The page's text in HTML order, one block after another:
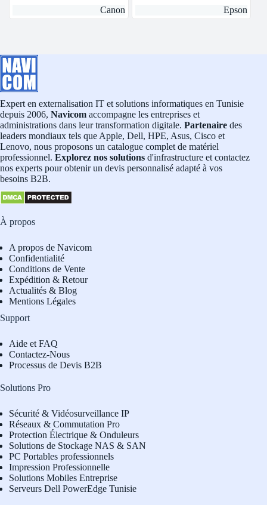
Canon
Epson
Expert en externalisation IT et solutions informatiques en Tunisie
depuis 2006, Navicom accompagne les entreprises et
administrations dans leur transformation digitale. Partenaire des
leaders mondiaux tels que Apple, Dell, HPE, Asus, Cisco et
Lenovo, nous proposons un catalogue complet de matériel
professionnel. Explorez nos solutions d'infrastructure et contactez
nos experts pour obtenir un devis personnalisé adapté à vos
besoins B2B.
À propos
A propos de Navicom
Confidentialité
Conditions de Vente
Expédition & Retour
Actualités & Blog
Mentions Légales
Support
Aide et FAQ
Contactez-Nous
Processus de Devis B2B
Solutions Pro
Sécurité & Vidéosurveillance IP
Réseaux & Commutation Pro
Protection Électrique & Onduleurs
Solutions de Stockage NAS & SAN
PC Portables professionnels
Impression Professionnelle
Solutions Mobiles Entreprise
Serveurs Dell PowerEdge Tunisie